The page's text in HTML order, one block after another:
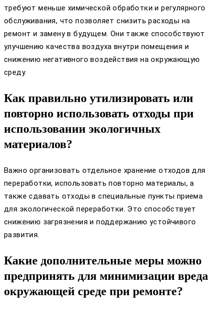
требуют меньше химической обработки и регулярного
обслуживания, что позволяет снизить расходы на
ремонт и замену в будущем. Они также способствуют
улучшению качества воздуха внутри помещения и
снижению негативного воздействия на окружающую
среду.
Как правильно утилизировать или
повторно использовать отходы при
использовании экологичных
материалов?
Важно организовать отдельное хранение отходов для
переработки, использовать повторно материалы, а
также сдавать отходы в специальные пункты приема
для экологической переработки. Это способствует
снижению загрязнения и поддержанию устойчивого
развития.
Какие дополнительные меры можно
предпринять для минимизации вреда
окружающей среде при ремонте?